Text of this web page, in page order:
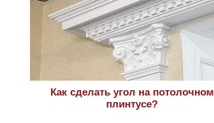
Как сделать угол на потолочном
плинтусе?